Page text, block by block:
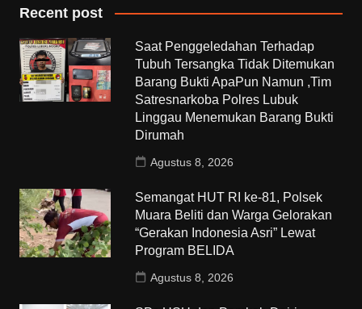
Recent post
Saat Penggeledahan Terhadap
Tubuh Tersangka Tidak Ditemukan
Barang Bukti ApaPun Namun ,Tim
Satresnarkoba Polres Lubuk
Linggau Menemukan Barang Bukti
Dirumah
Agustus 8, 2026
Semangat HUT RI ke-81, Polsek
Muara Beliti dan Warga Gelorakan
“Gerakan Indonesia Asri” Lewat
Program BELIDA
Agustus 8, 2026